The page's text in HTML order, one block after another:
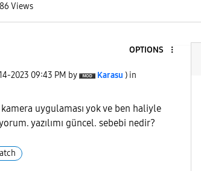
Views
OPTIONS
2023 09:43 PM by Karasu ) in
uygulaması yok ve ben haliyle
yazılımı güncel. sebebi nedir?